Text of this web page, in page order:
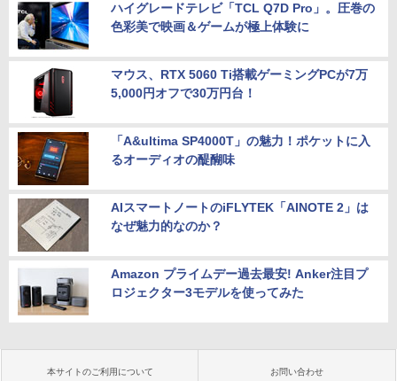
ハイグレードテレビ「TCL Q7D Pro」。圧巻の
色彩美で映画＆ゲームが極上体験に
マウス、RTX 5060 Ti搭載ゲーミングPCが7万
5,000円オフで30万円台！
「A&ultima SP4000T」の魅力！ポケットに入
るオーディオの醍醐味
AIスマートノートのiFLYTEK「AINOTE 2」は
なぜ魅力的なのか？
Amazon プライムデー過去最安! Anker注目プ
ロジェクター3モデルを使ってみた
本サイトのご利用について お問い合わせ